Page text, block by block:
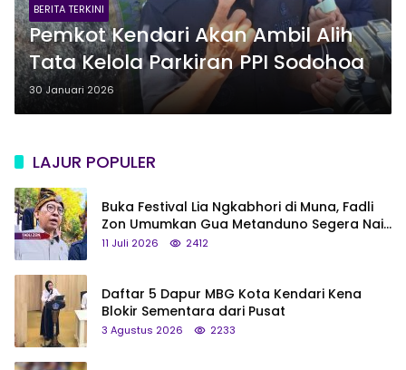
BERITA TERKINI
Pemkot Kendari Akan Ambil Alih
Tata Kelola Parkiran PPI Sodohoa
30 Januari 2026
LAJUR POPULER
Buka Festival Lia Ngkabhori di Muna, Fadli
Zon Umumkan Gua Metanduno Segera Naik
Status Jadi Cagar Budaya Nasional
11 Juli 2026 2412
Daftar 5 Dapur MBG Kota Kendari Kena
Blokir Sementara dari Pusat
3 Agustus 2026 2233